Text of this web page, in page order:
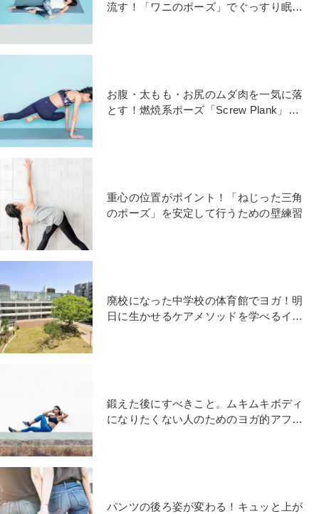
流す！「ワニのポーズ」でぐっすり眠ろ
お腹・太もも・お尻のムダ肉を一気に落
とす！燃焼系ポーズ「Screw Plank」を
重心の位置がポイント！「ねじった三角
のポーズ」を安定して行うための壁練習
廃校になった中学校の体育館でヨガ！明
日に生かせるケアメソッドを学べるイベ
鍛えた後にすべきこと。ムキムキボディ
になりたくない人のためのヨガ的アフタ
パンツの後ろ姿が変わる！キュッと上が